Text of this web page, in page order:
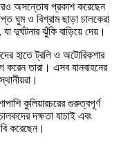
অসন্তোষ প্রকাশ করেছেন
ঘুম ও বিশ্রাম ছাড়া চালকেরা
দুর্ঘটনার ঝুঁকি বাড়িয়ে দেয়।
হাতে ট্রলি ও অটোরিকশার
তারা। এসব যানবাহনের
কুলিয়ারচরের গুরুত্বপূর্ণ
দক্ষতা যাচাই এবং
করেছেন।